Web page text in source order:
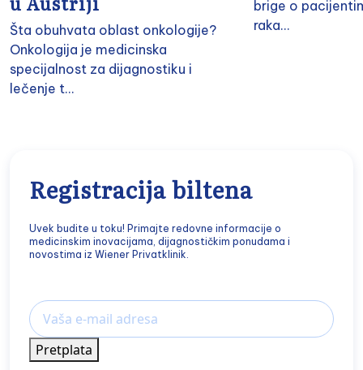
Šta obuhvata oblast onkologije?
Onkologija je medicinska
specijalnost za dijagnostiku i
lečenje t...
brige o
raka...
Registracija biltena
Uvek budite u toku! Primajte redovne informacije o
medicinskim inovacijama, dijagnostičkim ponudama i
novostima iz Wiener Privatklinik.
Email
Pretplata